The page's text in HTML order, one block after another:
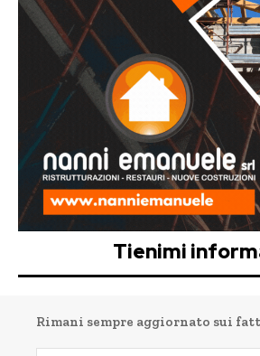
Tienimi
Rimani sempre aggiornato sui